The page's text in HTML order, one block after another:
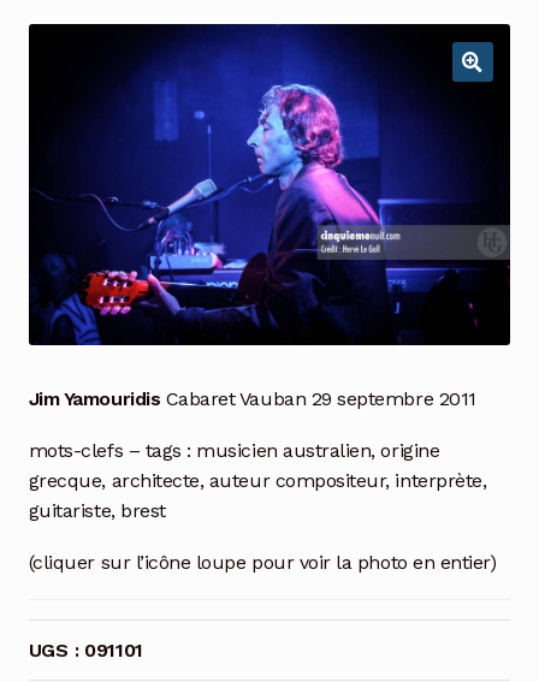
Jim Yamouridis Cabaret Vauban 29 septembre 2011
mots-clefs – tags : musicien australien, origine
grecque, architecte, auteur compositeur, interprète,
guitariste, brest
(cliquer sur l’icône loupe pour voir la photo en entier)
UGS : 091101